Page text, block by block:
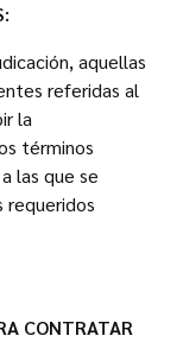
aquellas
referidas al
la
términos
las que se
requeridos
CONTRATAR